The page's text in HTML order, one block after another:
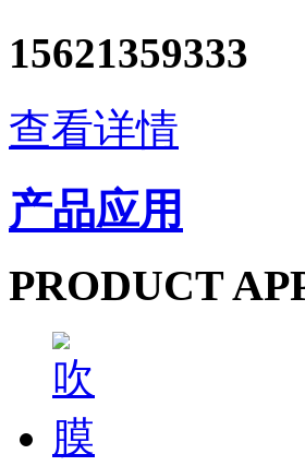
15621359333
查看详情
产品应用
PRODUCT